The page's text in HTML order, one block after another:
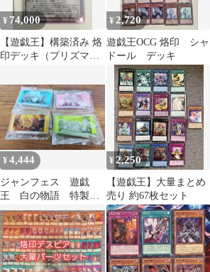
¥ 74,000
【遊戯王】構築済み 烙
印デッキ（プリズマ・
¥ 2,720
遊戯王OCG 烙印 シャ
ドール デッキ
¥4,444
ジャンフェス 遊戯
王 白の物語 特製ポ
ーチ 全4種フルコンプ
セット
¥2,250
【遊戯王】大量まとめ
売り 約67枚セット